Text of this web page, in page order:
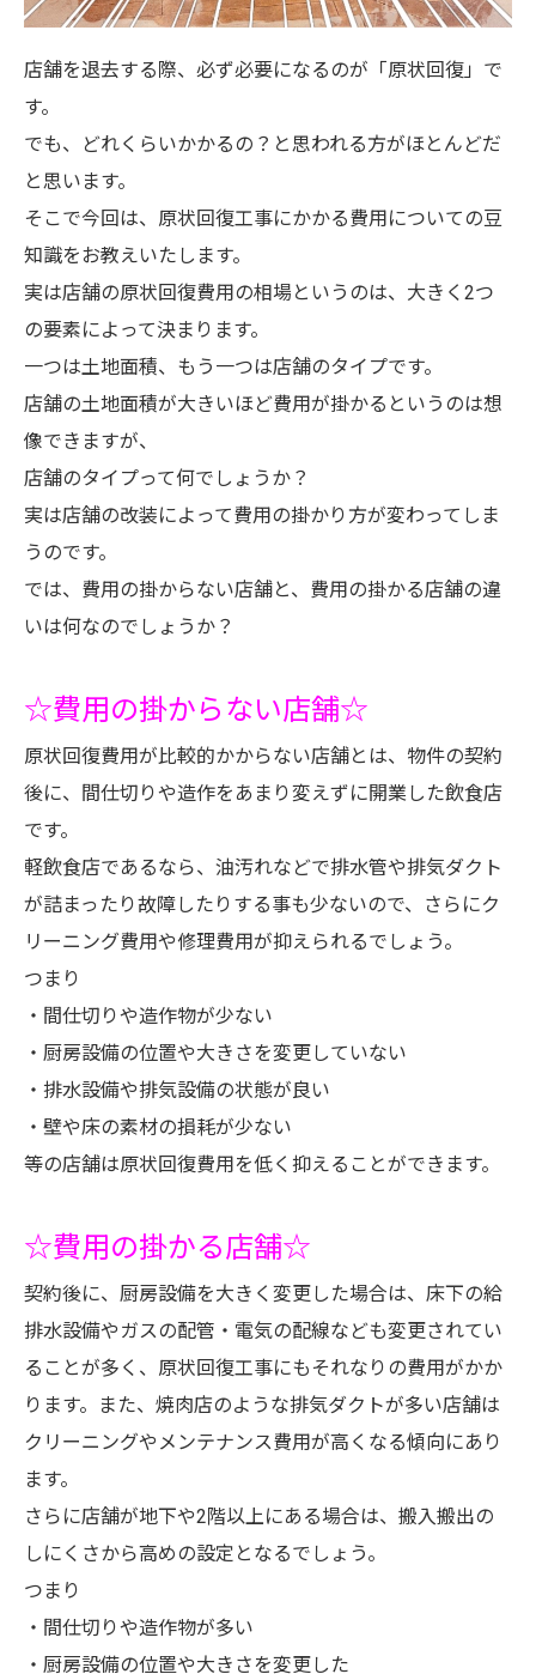
店舗を退去する際、必ず必要になるのが「原状回復」で
す。
でも、どれくらいかかるの？と思われる方がほとんどだ
と思います。
そこで今回は、原状回復工事にかかる費用についての豆
知識をお教えいたします。
実は店舗の原状回復費用の相場というのは、大きく2つ
の要素によって決まります。
一つは土地面積、もう一つは店舗のタイプです。
店舗の土地面積が大きいほど費用が掛かるというのは想
像できますが、
店舗のタイプって何でしょうか？
実は店舗の改装によって費用の掛かり方が変わってしま
うのです。
では、費用の掛からない店舗と、費用の掛かる店舗の違
いは何なのでしょうか？
☆費用の掛からない店舗☆
原状回復費用が比較的かからない店舗とは、物件の契約
後に、間仕切りや造作をあまり変えずに開業した飲食店
です。
軽飲食店であるなら、油汚れなどで排水管や排気ダクト
が詰まったり故障したりする事も少ないので、さらにク
リーニング費用や修理費用が抑えられるでしょう。
つまり
・間仕切りや造作物が少ない
・厨房設備の位置や大きさを変更していない
・排水設備や排気設備の状態が良い
・壁や床の素材の損耗が少ない
等の店舗は原状回復費用を低く抑えることができます。
☆費用の掛かる店舗☆
契約後に、厨房設備を大きく変更した場合は、床下の給
排水設備やガスの配管・電気の配線なども変更されてい
ることが多く、原状回復工事にもそれなりの費用がかか
ります。また、焼肉店のような排気ダクトが多い店舗は
クリーニングやメンテナンス費用が高くなる傾向にあり
ます。
さらに店舗が地下や2階以上にある場合は、搬入搬出の
しにくさから高めの設定となるでしょう。
つまり
・間仕切りや造作物が多い
・厨房設備の位置や大きさを変更した